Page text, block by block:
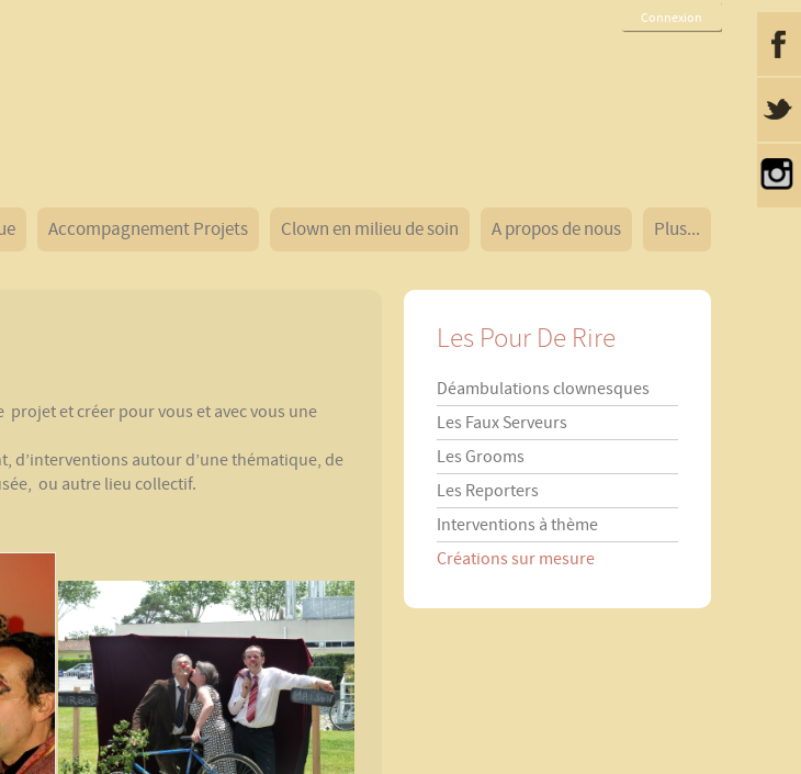
Connexion
Accompagnement Projets Clown en milieu de soin A propos de nous Plus...
et créer pour vous et avec vous une
d’interventions autour d’une thématique, de
ou autre lieu collectif.
Les Pour De Rire
Déambulations clownesques
Les Faux Serveurs
Les Grooms
Les Reporters
Interventions à thème
Créations sur mesure